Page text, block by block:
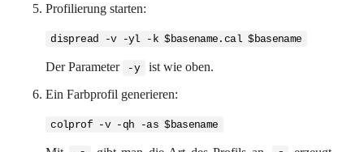
Profilierung starten:
dispread -v -yl -k $basename.cal $basename
Der Parameter -y
ist wie oben.
Ein Farbprofil generieren:
colprof -v -qh -as $basename